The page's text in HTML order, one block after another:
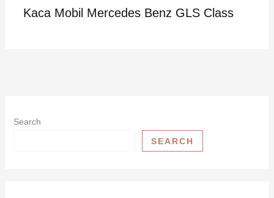
Kaca Mobil Mercedes Benz GLS Class
Search
SEARCH